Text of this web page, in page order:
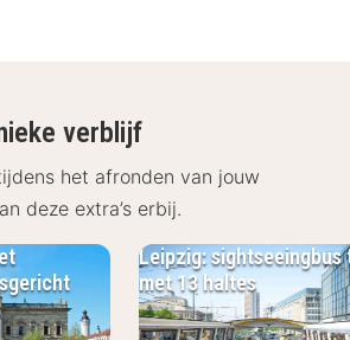
toegang tot openbaar
centrum van Leipzig, bevindt
City zich op loopafstand
Het hotel ligt slechts
kunt ervaren. Het Bach-Museum is
op slechts 300 meter afstand.
is het Museum der Bildenden
verblijf
het afronden van jouw
deze extra’s erbij.
Leipzig:
met 13 haltes